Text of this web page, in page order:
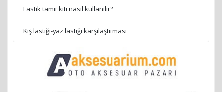
Lastik tamir kiti nasıl kullanılır?
Kış lastiği-yaz lastiği karşılaştırması